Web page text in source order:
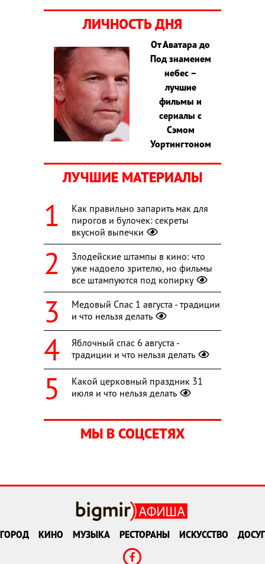
ЛИЧНОСТЬ ДНЯ
От Аватара до
Под знаменем
небес –
лучшие
фильмы и
сериалы с
Сэмом
Уортингтоном
ЛУЧШИЕ МАТЕРИАЛЫ
Как правильно запарить мак для
пирогов и булочек: секреты
вкусной выпечки
Злодейские штампы в кино: что
уже надоело зрителю, но фильмы
все штампуются под копирку
Медовый Спас 1 августа - традиции
и что нельзя делать
Яблочный спас 6 августа -
традиции и что нельзя делать
Какой церковный праздник 31
июля и что нельзя делать
МЫ В СОЦСЕТЯХ
ГОРОД КИНО МУЗЫКА РЕСТОРАНЫ ИСКУССТВО ДОСУГ